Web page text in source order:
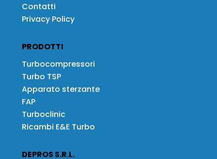
Contatti
Privacy Policy
PRODOTTI
Turbocompressori
Turbo TSP
Apparato sterzante
FAP
Turboclinic
Ricambi E&E Turbo
DEPROS S.R.L.